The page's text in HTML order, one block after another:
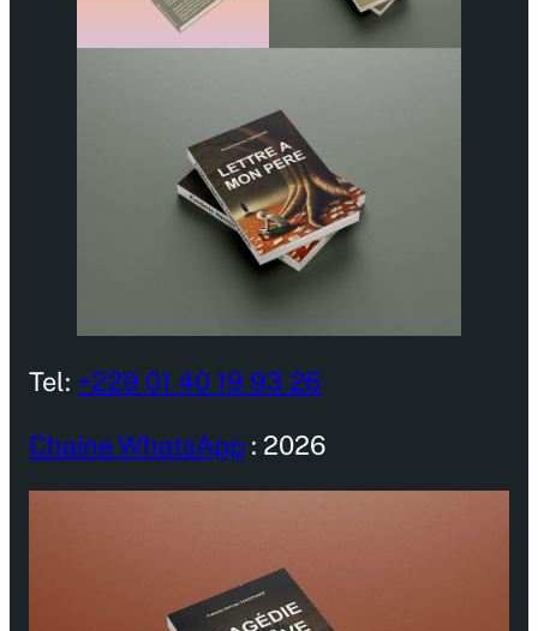
Tel: +229 01 40 19 93 26
Chaine WhatsApp : 2026